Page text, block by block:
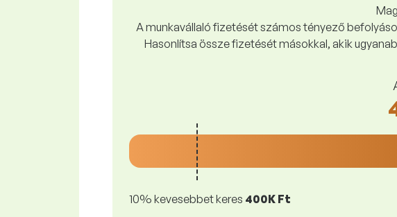
A munkavállaló fizetését számos tényező
Hasonlítsa össze fizetését másokkal, akik
10% kevesebbet keres 400K Ft